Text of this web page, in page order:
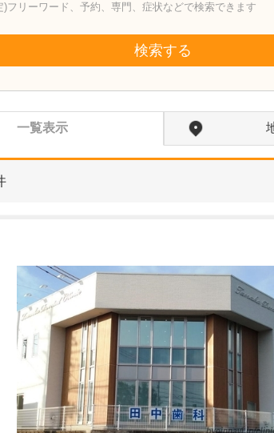
)フリーワード、予約、専門、症状などで検索できます
検索する
一覧表示
秋田県秋田
あきたレ
安田
度生殖医
います。
れぞれに
ただき、
て年…